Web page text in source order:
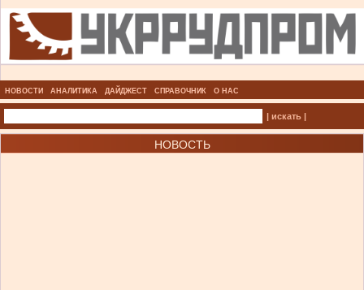
НОВОСТИ АНАЛИТИКА ДАЙДЖЕСТ СПРАВОЧНИК О НАС
| искать |
НОВОСТЬ